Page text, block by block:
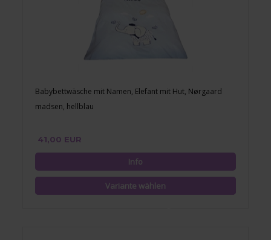
Babybettwäsche mit Namen, Elefant mit Hut, Nørgaard
madsen, hellblau
41,00 EUR